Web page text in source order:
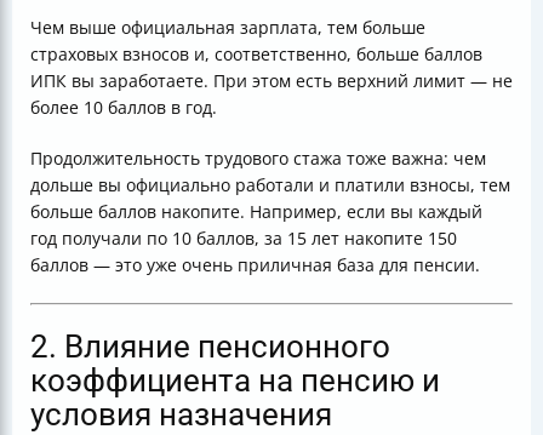
Чем выше официальная зарплата, тем больше
страховых взносов и, соответственно, больше баллов
ИПК вы заработаете. При этом есть верхний лимит — не
более 10 баллов в год.
Продолжительность трудового стажа тоже важна: чем
дольше вы официально работали и платили взносы, тем
больше баллов накопите. Например, если вы каждый
год получали по 10 баллов, за 15 лет накопите 150
баллов — это уже очень приличная база для пенсии.
2. Влияние пенсионного
коэффициента на пенсию и
условия назначения